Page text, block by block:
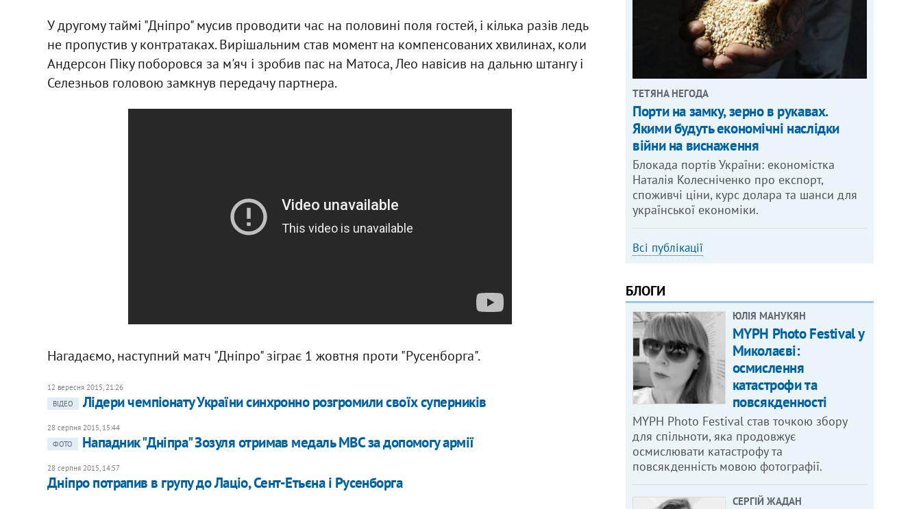
У другому таймі "Дніпро" мусив проводити час на половині поля гостей, і кілька разів ледь
не пропустив у контратаках. Вирішальним став момент на компенсованих хвилинах, коли
Андерсон Піку поборовся за м'яч і зробив пас на Матоса, Лео навісив на дальню штангу і
Селезньов головою замкнув передачу партнера.
Нагадаємо, наступний матч "Дніпро" зіграє 1 жовтня проти "Русенборга".
12 вересня 2015, 21:26
ВІДЕО
Лідери чемпіонату України синхронно розгромили своїх суперників
28 серпня 2015, 15:44
ФОТО
Нападник "Дніпра" Зозуля отримав медаль МВС за допомогу армії
28 серпня 2015, 14:57
Дніпро потрапив в групу до Лаціо, Сент-Етьєна і Русенборга
ТЕТЯНА НЕГОДА
Порти на замку, зерно в рукавах.
Якими будуть економічні наслідки
війни на виснаження
Блокада портів України: економістка
Наталія Колесніченко про експорт,
споживчі ціни, курс долара та шанси для
української економіки.
Всі публікації
БЛОГИ
ЮЛІЯ МАНУКЯН
MYPH Photo Festival у
Миколаєві:
осмислення
катастрофи та
повсякденності
MYPH Photo Festival став точкою збору
для спільноти, яка продовжує
осмислювати катастрофу та
повсякденність мовою фотографії.
СЕРГІЙ ЖАДАН